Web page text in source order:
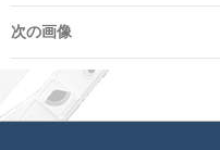
次の画像